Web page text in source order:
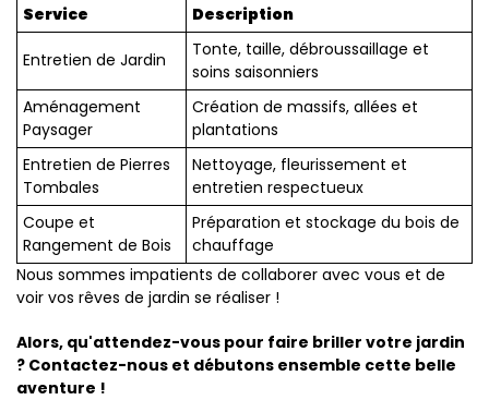
Service Description
Entretien de Jardin
Tonte, taille, débroussaillage et
soins saisonniers
Aménagement
Paysager
Création de massifs, allées et
plantations
Entretien de Pierres
Tombales
Nettoyage, fleurissement et
entretien respectueux
Coupe et
Rangement de Bois
Préparation et stockage du bois de
chauffage
Nous sommes impatients de collaborer avec vous et de
voir vos rêves de jardin se réaliser !
Alors, qu'attendez-vous pour faire briller votre jardin
? Contactez-nous et débutons ensemble cette belle
aventure !